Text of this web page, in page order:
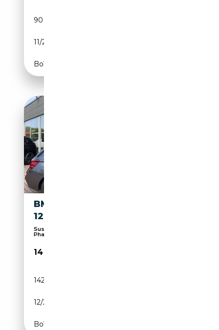
90 881 km
11/2015
Boîte manuelle
BMW 120 1 LIMOUSINE 5-TRG.
120 D M SPORT
Suspension sport, Pack Sport, Toit ouvrant,
Phares...
14 950€
142 000 km
12/2016
Boîte automatique